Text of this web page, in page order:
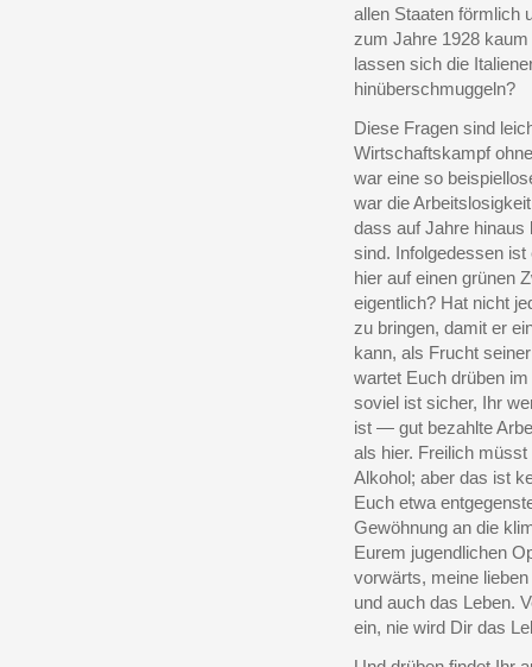
allen Staaten förmlich
zum Jahre 1928
lassen sich die
hinüberschmuggeln?
Diese Fragen sind
Wirtschaftskampf
war eine so
war die
dass auf Jahre hinaus
sind. Infolgedessen
hier auf einen grünen
eigentlich? Hat nicht
zu bringen, damit er
kann, als Frucht
wartet Euch drüben
soviel ist sicher, Ihr
ist — gut bezahlte
als hier. Freilich
Alkohol; aber das ist
Euch etwa
Gewöhnung an die
Eurem jugendlichen
vorwärts, meine
und auch das Leben.
ein, nie wird Dir das